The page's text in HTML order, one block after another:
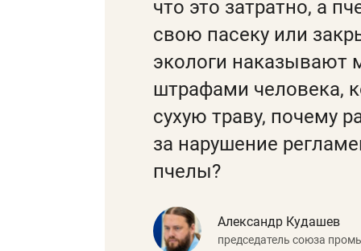
что это затратно, а
свою пасеку или
экологи
штрафами человека,
сухую траву, почему
за нарушение
пчелы?
Александр Кудашев
председатель союза